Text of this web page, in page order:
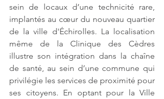
sein de locaux d’une technicité rare,
implantés au cœur du nouveau quartier
de la ville d'Échirolles. La localisation
même de la Clinique des Cèdres
illustre son intégration dans la chaîne
de santé, au sein d’une commune qui
privilégie les services de proximité pour
ses citoyens. En optant pour la Ville